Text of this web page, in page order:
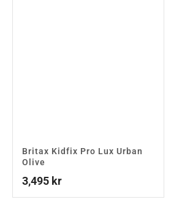
Britax Kidfix Pro Lux Urban
Olive
3,495 kr